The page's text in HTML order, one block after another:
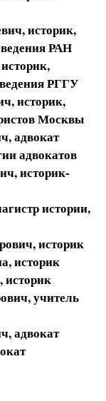
, историк,
РАН
РГГУ
, историк,
Москвы
, адвокат
адвокатов
, историк-
истории,
, историк
историк
историк
, учитель
адвокат